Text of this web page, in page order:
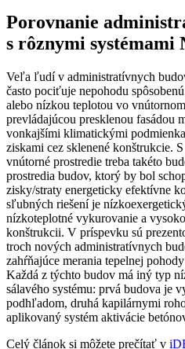
Porovnanie
s rôznymi
Veľa ľudí v administratívnych
často pociťuje nepohodu
alebo nízkou teplotou vo
prevládajúcou presklenou fasádou
vonkajšími klimatickými
ziskami cez sklenené konštrukcie.
vnútorné prostredie treba takéto
prostredia budov, ktorý by bol
zisky/straty energeticky efektívne
sľubných riešení je
nízkoteplotné vykurovanie a
konštrukcii. V príspevku sú
troch nových administratívnych
zahŕňajúce merania tepelnej
Každá z týchto budov má iný typ
sálavého systému: prvá budova je
podhľadom, druhá kapilárnymi
aplikovaný systém aktivácie
Celý článok si môžete prečítať v